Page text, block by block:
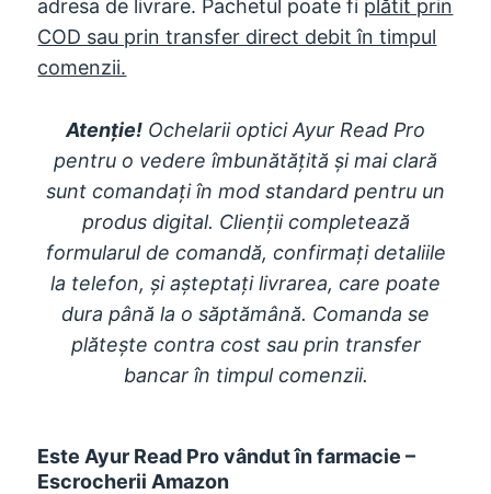
adresa de livrare. Pachetul poate fi plătit prin
COD sau prin transfer direct debit în timpul
comenzii.
Atenţie! Ochelarii optici Ayur Read Pro
pentru o vedere îmbunătățită și mai clară
sunt comandați în mod standard pentru un
produs digital. Clienții completează
formularul de comandă, confirmați detaliile
la telefon, și așteptați livrarea, care poate
dura până la o săptămână. Comanda se
plătește contra cost sau prin transfer
bancar în timpul comenzii.
Este Ayur Read Pro vândut în farmacie –
Escrocherii Amazon